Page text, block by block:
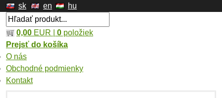
sk en hu
0,00 EUR | 0 položiek
Prejsť do košíka
O nás
Obchodné podmienky
Kontakt